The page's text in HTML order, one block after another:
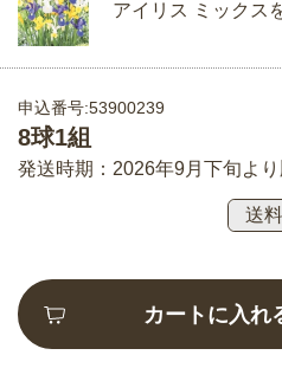
アイリス ミックス
申込番号:53900239
8球1組
発送時期：2026年9月下旬よ
送料
カートに入れ